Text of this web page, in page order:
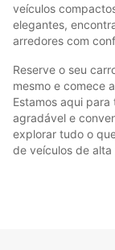
veículos
elegantes,
arredores com
Reserve o seu
mesmo e comece
Estamos aqui
agradável e
explorar tudo o
de veículos de alta